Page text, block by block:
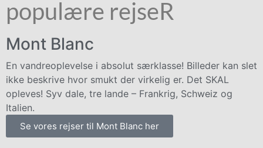
populære rejseR
Mont Blanc
En vandreoplevelse i absolut særklasse! Billeder kan slet
ikke beskrive hvor smukt der virkelig er. Det SKAL
opleves! Syv dale, tre lande – Frankrig, Schweiz og
Italien.
Se vores rejser til Mont Blanc her